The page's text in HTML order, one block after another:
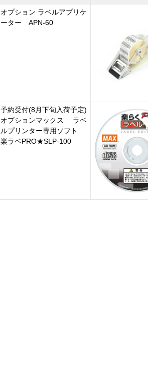
オプション ラベルアプリケ
ーター APN-60
予約受付(8月下旬入荷予定)
オプションマックス ラベ
ルプリンター専用ソフト
楽ラベPRO★SLP-100